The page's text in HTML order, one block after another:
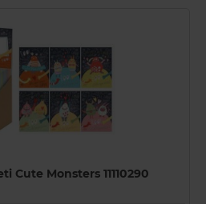
Cute Monsters 11110290